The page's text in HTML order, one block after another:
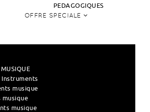
PEDAGOGIQUES
OFFRE SPECIALE
musique
musique
musique